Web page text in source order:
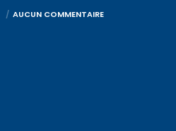
AUCUN COMMENTAIRE